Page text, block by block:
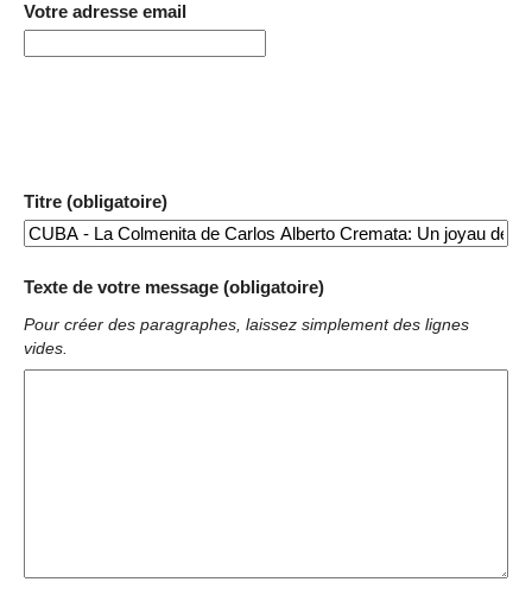
Votre adresse email
Titre (obligatoire)
Texte de votre message (obligatoire)
Pour créer des paragraphes, laissez simplement des lignes
vides.